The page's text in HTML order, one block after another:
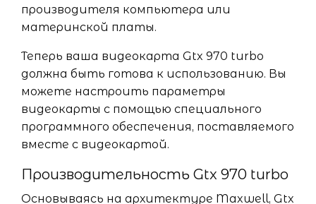
производителя компьютера или
материнской платы.
Теперь ваша видеокарта Gtx 970 turbo
должна быть готова к использованию. Вы
можете настроить параметры
видеокарты с помощью специального
программного обеспечения, поставляемого
вместе с видеокартой.
Производительность Gtx 970 turbo
Основываясь на архитектуре Maxwell, Gtx